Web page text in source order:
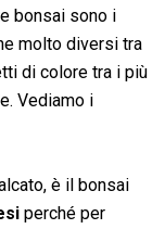
bonsai sono i
molto diversi tra
di colore tra i più
Vediamo i
è il bonsai
perché per